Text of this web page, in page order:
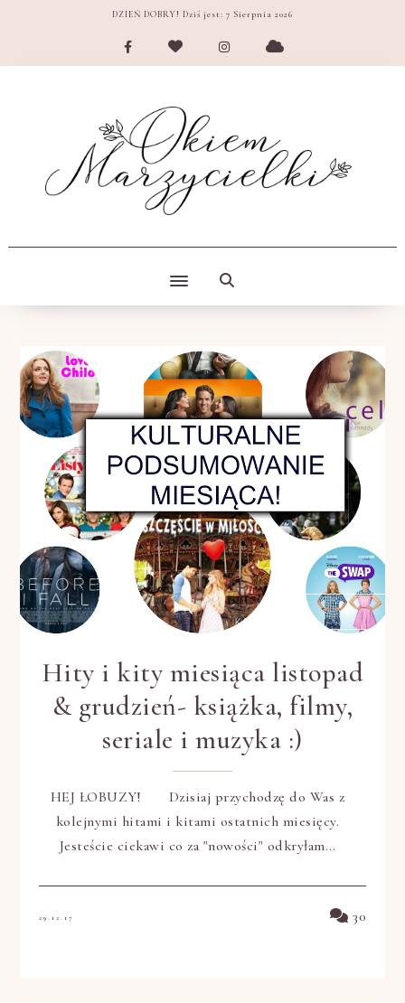
DZIEŃ DOBRY! Dziś jest: 7 Sierpnia 2026
Hity i kity miesiąca listopad
& grudzień- książka, filmy,
seriale i muzyka :)
HEJ ŁOBUZY! Dzisiaj przychodzę do Was z
kolejnymi hitami i kitami ostatnich miesięcy.
Jesteście ciekawi co za "nowości" odkryłam…
29.12.17 30